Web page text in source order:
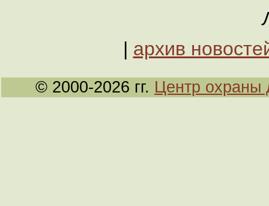
| архив
© 2000-2026 гг. Центр охраны